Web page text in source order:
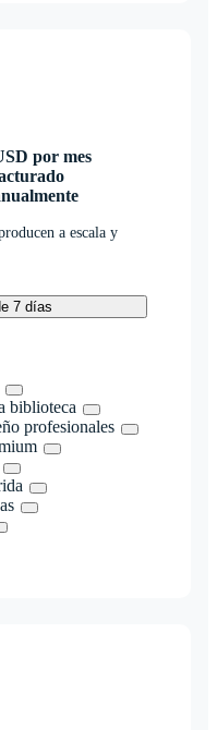
por mes
a escala y
7 días
biblioteca
profesionales